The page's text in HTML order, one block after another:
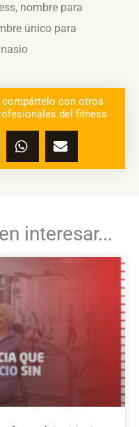
, nombre para
único para
con otros
del fitness
interesar...